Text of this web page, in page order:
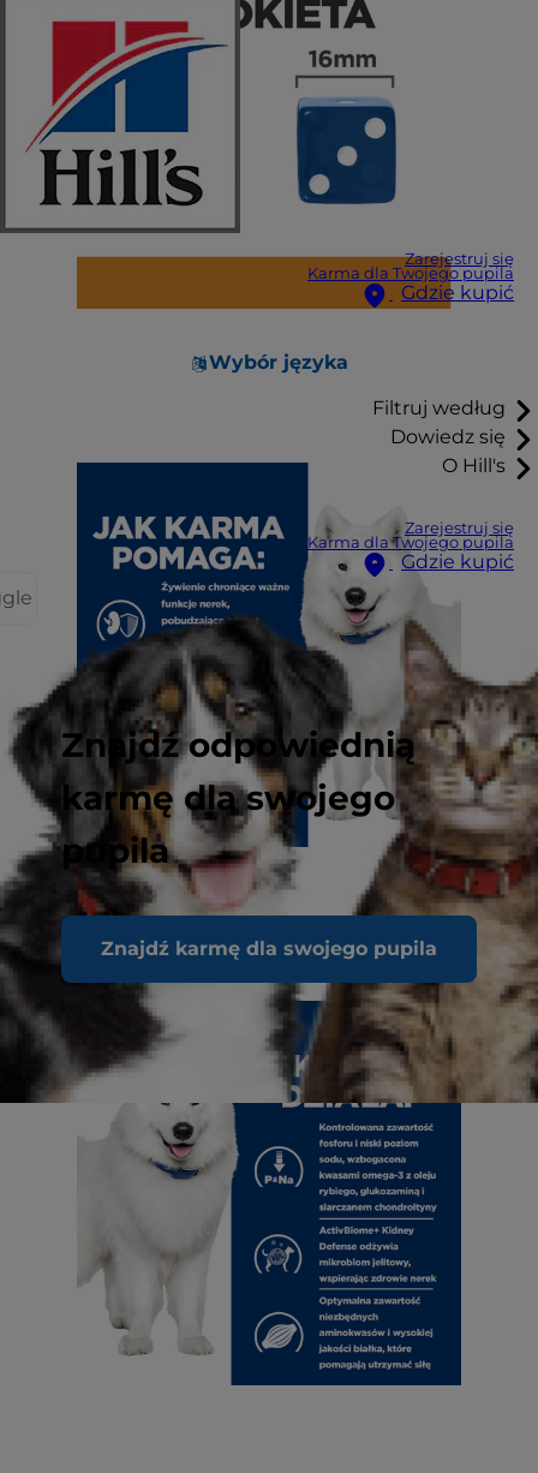
Zarejestruj się
Karma dla Twojego pupila
Gdzie kupić
Wybór języka
Filtruj według
Dowiedz się
O Hill's
Zarejestruj się
Karma dla Twojego pupila
Gdzie kupić
Znajdź odpowiednią
karmę dla swojego
pupila
Znajdź karmę dla swojego pupila